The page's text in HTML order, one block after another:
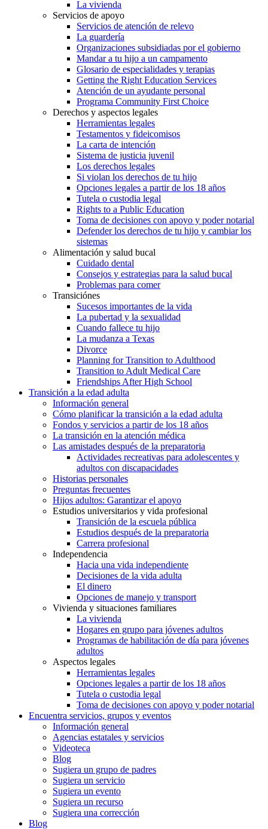
La vivienda
Servicios de apoyo
Servicios de atención de relevo
La guardería
Organizaciones subsidiadas por el gobierno
Mandar a tu hijo a un campamento
Glosario de especialidades y terapias
Getting the Right Education Services
Atención de un ayudante personal
Programa Community First Choice
Derechos y aspectos legales
Herramientas legales
Testamentos y fideicomisos
La carta de intención
Sistema de justicia juvenil
Los derechos legales
Si violan los derechos de tu hijo
Opciones legales a partir de los 18 años
Tutela o custodia legal
Rights to a Public Education
Toma de decisiones con apoyo y poder notarial
Defender los derechos de tu hijo y cambiar los
sistemas
Alimentación y salud bucal
Cuidado dental
Consejos y estrategias para la salud bucal
Problemas para comer
Transiciónes
Sucesos importantes de la vida
La pubertad y la sexualidad
Cuando fallece tu hijo
La mudanza a Texas
Divorce
Planning for Transition to Adulthood
Transition to Adult Medical Care
Friendships After High School
Transición a la edad adulta
Información general
Cómo planificar la transición a la edad adulta
Fondos y servicios a partir de los 18 años
La transición en la atención médica
Las amistades después de la preparatoria
Actividades recreativas para adolescentes y
adultos con discapacidades
Historias personales
Preguntas frecuentes
Hijos adultos: Garantizar el apoyo
Estudios universitarios y vida profesional
Transición de la escuela pública
Estudios después de la preparatoria
Carrera profesional
Independencia
Hacia una vida independiente
Decisiones de la vida adulta
El dinero
Opciones de manejo y transport
Vivienda y situaciones familiares
La vivienda
Hogares en grupo para jóvenes adultos
Programas de habilitación de día para jóvenes
adultos
Aspectos legales
Herramientas legales
Opciones legales a partir de los 18 años
Tutela o custodia legal
Toma de decisiones con apoyo y poder notarial
Encuentra servicios, grupos y eventos
Información general
Agencias estatales y servicios
Videoteca
Blog
Sugiera un grupo de padres
Sugiera un servicio
Sugiera un evento
Sugiera un recurso
Sugiera una corrección
Blog